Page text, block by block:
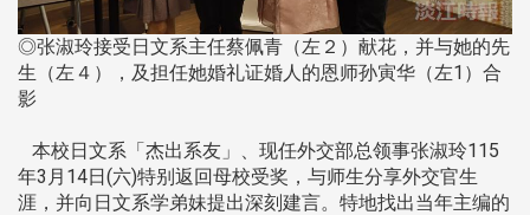
◎张淑玲接受日文系主任蔡佩青（左２）献花，并与她的先
生（左４），及担任她婚礼证婚人的恩师孙寅华（左1）合
影
本校日文系「杰出系友」、现任外交部总领事张淑玲115
年3月14日(六)特别返回母校受奖，与师生分享外交官生
涯，并向日文系学弟妹提出深刻建言。特地找出当年主编的